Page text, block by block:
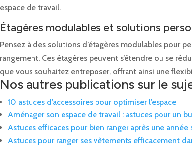
espace de travail.
Étagères modulables et solutions
Pensez à des solutions d’étagères modulables pour
rangement. Ces étagères peuvent s’étendre ou se
que vous souhaitez entreposer, offrant ainsi une
Nos autres publications sur le
10 astuces d’accessoires pour optimiser l’espace
Aménager son espace de travail : astuces pour un
Astuces efficaces pour bien ranger après une année
Astuces pour ranger ses vêtements efficacement